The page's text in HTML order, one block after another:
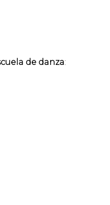
de danza: